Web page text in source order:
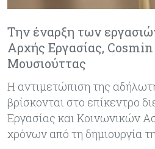
Την έναρξη των
Αρχής Εργασίας,
Μουσιούττας
Η αντιμετώπιση της
βρίσκονται στο επίκεντρο
Εργασίας και Κοινωνικών
χρόνων από τη δημιουργία